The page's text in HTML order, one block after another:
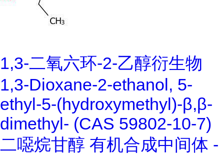
1,3-二氧六环-2-乙醇衍生物
1,3-Dioxane-2-ethanol, 5-
ethyl-5-(hydroxymethyl)-β,β-
dimethyl- (CAS 59802-10-7)
二噁烷甘醇 有机合成中间体 -